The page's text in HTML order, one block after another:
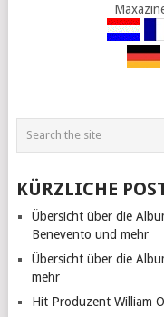
KÜRZLICHE
Übersicht über die
Benevento und mehr
Übersicht über die
mehr
Hit Produzent William